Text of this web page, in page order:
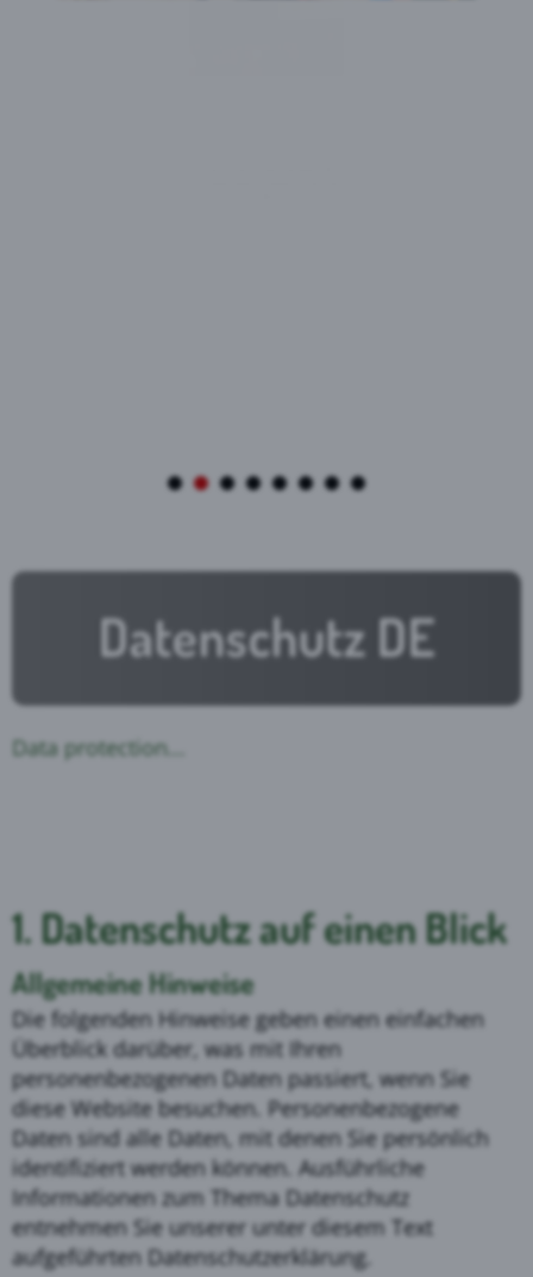
Datenschutz DE
Data protection...
1. Datenschutz auf einen Blick
Allgemeine Hinweise
Die folgenden Hinweise geben einen einfachen
Überblick darüber, was mit Ihren
personenbezogenen Daten passiert, wenn Sie
diese Website besuchen. Personenbezogene
Daten sind alle Daten, mit denen Sie persönlich
identifiziert werden können. Ausführliche
Informationen zum Thema Datenschutz
entnehmen Sie unserer unter diesem Text
aufgeführten Datenschutzerklärung.